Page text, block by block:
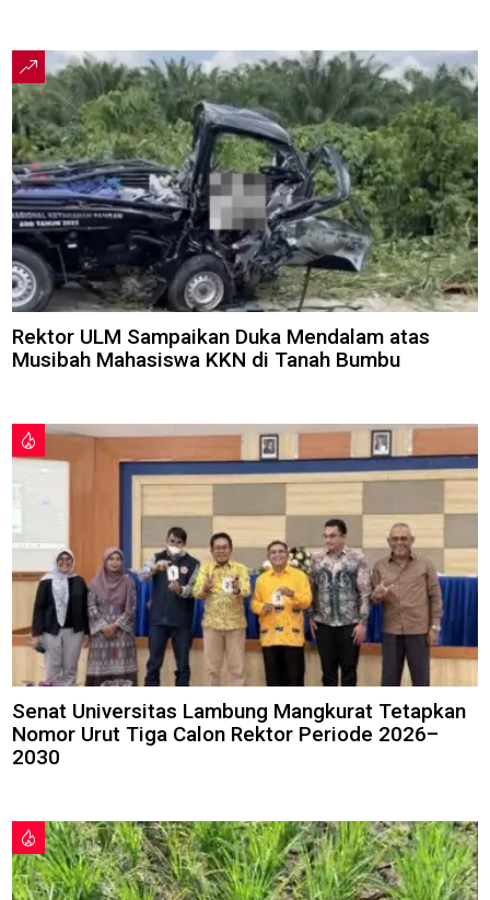
Rektor ULM Sampaikan Duka Mendalam atas
Musibah Mahasiswa KKN di Tanah Bumbu
Senat Universitas Lambung Mangkurat Tetapkan
Nomor Urut Tiga Calon Rektor Periode 2026–
2030